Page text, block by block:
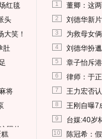
红毯
头
笑！
肚
将
照片
1 董卿：这
2 刘德华新
3 为救母女
4 刘德华扮
5 章子怡斥
6 律师：于
7 王力宏否
8 王刚自曝7
9 台媒:40岁
10 陈冠希：